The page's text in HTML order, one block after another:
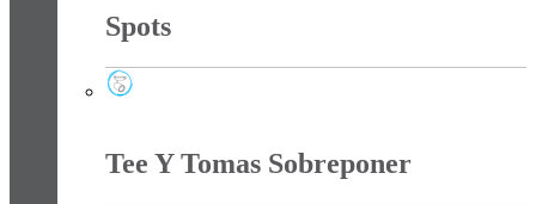
Spots
Tee Y Tomas Sobreponer